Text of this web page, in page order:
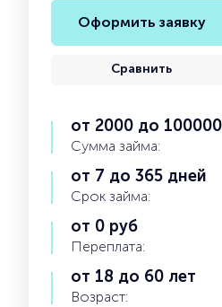
Оформить заявку
Сравнить
от 2000 до
Сумма займа:
от 7 до 365 дней
Срок займа:
от 0 руб
Переплата:
от 18 до 60 лет
Возраст: